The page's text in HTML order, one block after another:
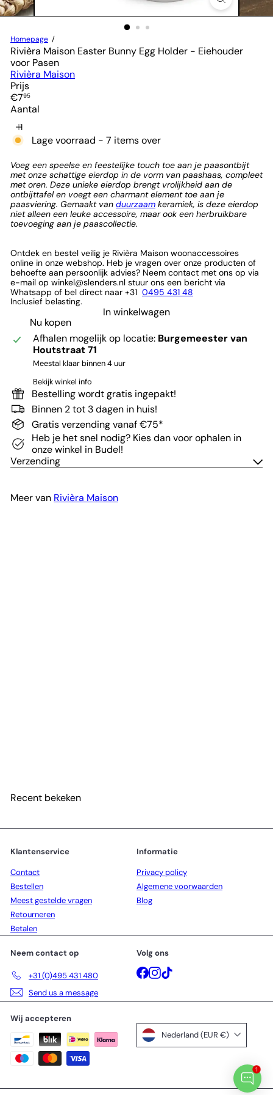
Homepage
Rivièra Maison Easter Bunny Egg Holder - Eiehouder
voor Pasen
Rivièra Maison
Prijs
Normale
prijs
€795
Aantal
Lage voorraad - 7 items over
Voeg een speelse en feestelijke touch toe aan je paasontbijt
met onze schattige eierdop in de vorm van paashaas, compleet
met oren. Deze unieke eierdop brengt vrolijkheid aan de
ontbijttafel en voegt een charmant element toe aan je
paasviering. Gemaakt van duurzaam keramiek, is deze eierdop
niet alleen een leuke accessoire, maar ook een herbruikbare
toevoeging aan je paascollectie.
Ontdek en bestel veilig je Rivièra Maison woonaccessoires
online in onze webshop. Heb je vragen over onze producten of
behoefte aan persoonlijk advies? Neem contact met ons op via
e-mail op winkel@slenders.nl stuur ons een bericht via
Whatsapp of bel direct naar +31 0495 431 48
Inclusief belasting.
In winkelwagen
Nu kopen
Afhalen mogelijk op locatie: Burgemeester van
Houtstraat 71
Meestal klaar binnen 4 uur
Bekijk winkel info
Bestelling wordt gratis ingepakt!
Binnen 2 tot 3 dagen in huis!
Gratis verzending vanaf €75*
Heb je het snel nodig? Kies dan voor ophalen in
onze winkel in Budel!
Verzending
Meer van Rivièra Maison
Recent bekeken
Klantenservice
Contact
Bestellen
Meest gestelde vragen
Retourneren
Betalen
Informatie
Privacy policy
Algemene voorwaarden
Blog
Neem contact op
+31 (0)495 431 480
Send us a message
Volg ons
Facebook
Instagram
Wij accepteren
Nederland (EUR €)
1